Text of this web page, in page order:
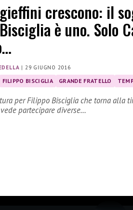
crescono: il
è uno. Solo
| 29 GIUGNO 2016
FILIPPO BISCIGLIA GRANDE FRATELLO
per Filippo Bisciglia che torna alla
partecipare diverse…